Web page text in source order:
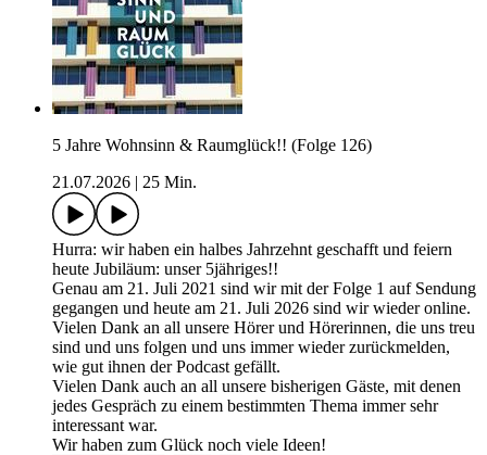
5 Jahre Wohnsinn & Raumglück!! (Folge 126)
21.07.2026 | 25 Min.
Hurra: wir haben ein halbes Jahrzehnt geschafft und feiern
heute Jubiläum: unser 5jähriges!!
Genau am 21. Juli 2021 sind wir mit der Folge 1 auf Sendung
gegangen und heute am 21. Juli 2026 sind wir wieder online.
Vielen Dank an all unsere Hörer und Hörerinnen, die uns treu
sind und uns folgen und uns immer wieder zurückmelden,
wie gut ihnen der Podcast gefällt.
Vielen Dank auch an all unsere bisherigen Gäste, mit denen
jedes Gespräch zu einem bestimmten Thema immer sehr
interessant war.
Wir haben zum Glück noch viele Ideen!